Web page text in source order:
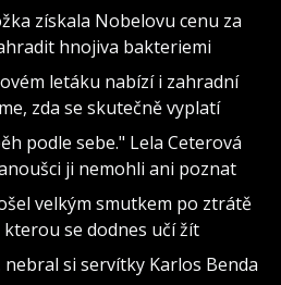
získala Nobelovu cenu za
hnojiva bakteriemi
letáku nabízí i zahradní
zda se skutečně vyplatí
podle sebe." Lela Ceterová
ji nemohli ani poznat
velkým smutkem po ztrátě
kterou se dodnes učí žít
si servítky Karlos Benda